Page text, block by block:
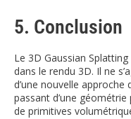
5. Conclusion
Le 3D Gaussian
dans le rendu 3D. Il ne
d’une nouvelle
passant d’une
de primitives